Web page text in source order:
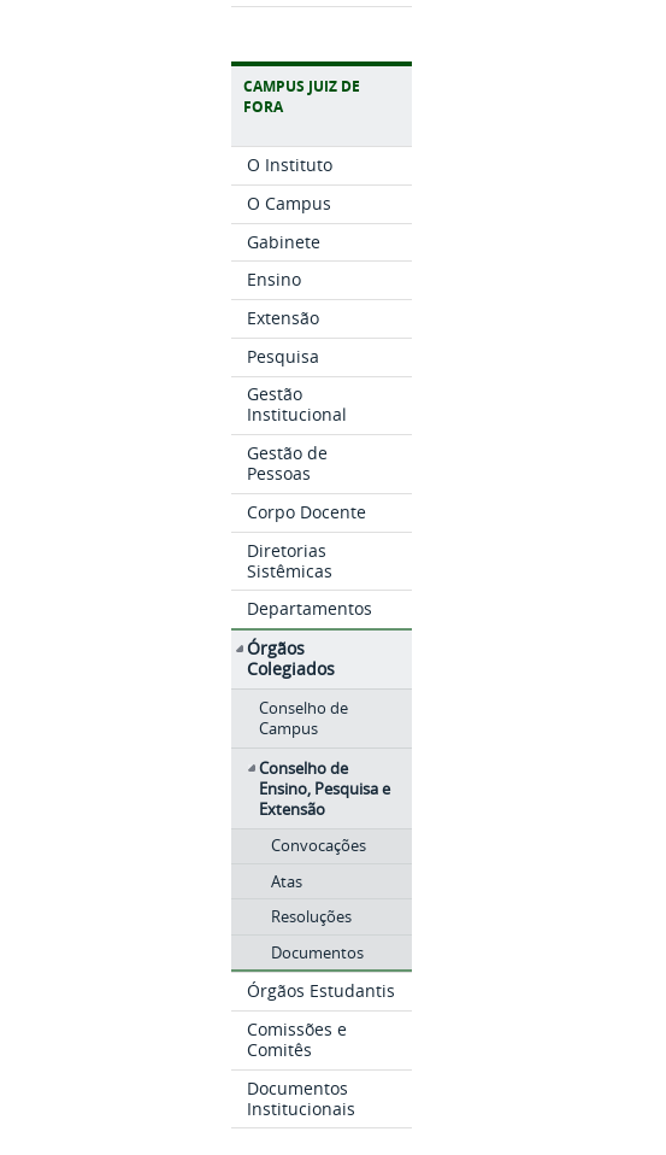
CAMPUS JUIZ DE
FORA
O Instituto
O Campus
Gabinete
Ensino
Extensão
Pesquisa
Gestão
Institucional
Gestão de
Pessoas
Corpo Docente
Diretorias
Sistêmicas
Departamentos
Órgãos
Colegiados
Conselho de
Campus
Conselho de
Ensino, Pesquisa e
Extensão
Convocações
Atas
Resoluções
Documentos
Órgãos Estudantis
Comissões e
Comitês
Documentos
Institucionais